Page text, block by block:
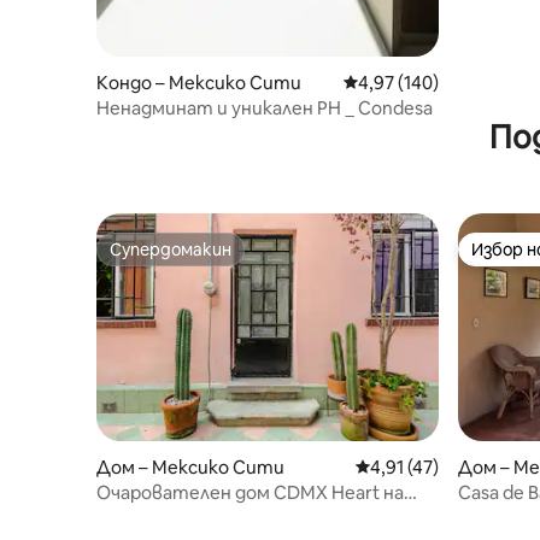
Кондо – Мексико Сити Средна оценка: 4,97
4,97 (140)
Ненадминат и уникален PH _ Condesa
Супердомакин
Супердомакин
Дом – Мексико Сити Средна оценка: 4,91
4,91 (47)
Очарователен дом CDMX Heart на
Избор
Избор
Дом –
Casa de